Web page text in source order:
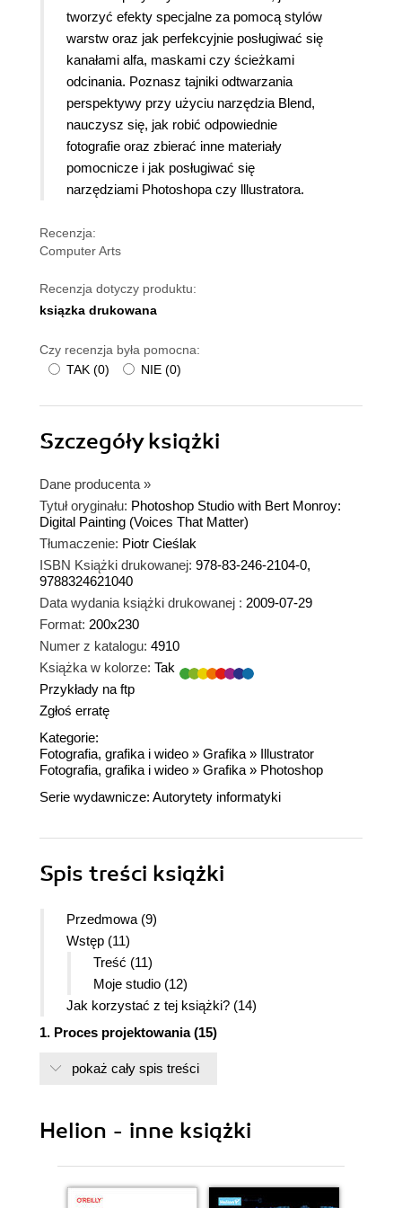
tworzyć efekty specjalne za pomocą stylów
warstw oraz jak perfekcyjnie posługiwać się
kanałami alfa, maskami czy ścieżkami
odcinania. Poznasz tajniki odtwarzania
perspektywy przy użyciu narzędzia Blend,
nauczysz się, jak robić odpowiednie
fotografie oraz zbierać inne materiały
pomocnicze i jak posługiwać się
narzędziami Photoshopa czy lllustratora.
Recenzja:
Computer Arts
Recenzja dotyczy produktu:
ksiązka drukowana
Czy recenzja była pomocna:
TAK (0) NIE (0)
Szczegółyksiążki
Dane producenta »
Tytuł oryginału: Photoshop Studio with Bert Monroy:
Digital Painting (Voices That Matter)
Tłumaczenie: Piotr Cieślak
ISBN Książki drukowanej: 978-83-246-2104-0,
9788324621040
Data wydania książki drukowanej : 2009-07-29
Format: 200x230
Numer z katalogu: 4910
Książka w kolorze: Tak
Przykłady na ftp
Zgłoś erratę
Kategorie:
Fotografia, grafika i wideo » Grafika » Illustrator
Fotografia, grafika i wideo » Grafika » Photoshop
Serie wydawnicze: Autorytety informatyki
Spis treści książki
Przedmowa (9)
Wstęp (11)
Treść (11)
Moje studio (12)
Jak korzystać z tej książki? (14)
1. Proces projektowania (15)
Inspiracje (15)
Szkic (19)
(20)
Prace nad szkicem (21)
Materiały pomocnicze (22)
Droga do ideału - krok po kroku (23)
pokaż cały spis treści
Helion - inne książki